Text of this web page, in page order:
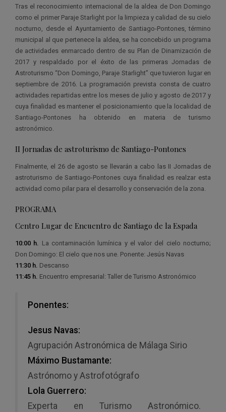
Tras el reconocimiento internacional de la aldea de Don Domingo
como el primer Paraje Starlight por la limpieza y calidad de su cielo
nocturno, desde el Ayuntamiento de Santiago-Pontones, término
municipal al que pertenece la aldea, se ha concebido un programa
de actividades enmarcado dentro de su Plan de Dinamización de
2017 y respaldado por el éxito de las primeras Jornadas de
Astroturismo “Don Domingo, Paraje Starlight” que tuvieron lugar en
septiembre de 2016. La programación prevista consta de cuatro
actividades repartidas entre los meses de julio y agosto de 2017 y
cuya finalidad es mantener el posicionamiento que la localidad de
Santiago-Pontones ha obtenido en materia de turismo
astronómico.
II Jornadas de astroturismo de Santiago-Pontones
Finalmente, el 26 de agosto se llevarán a cabo las II Jornadas de
astroturismo de Santiago-Pontones cuya finalidad es realzar esta
actividad como pilar para el desarrollo y conservación de la zona.
PROGRAMA
Centro Lugar de Encuentro de Santiago de la Espada
10:00 h. La contaminación lumínica y el valor del cielo nocturno;
Don Domingo: El cielo que nos une. Ponente: Jesús Navas
11:30 h. Descanso
11:45 h. Encuentro empresarial: Taller de Turismo Astronómico
Ponentes:
Jesus Navas:
Agrupación Astronómica de Málaga Sirio
Máximo Bustamante:
Astrónomo y Astrofotógrafo
Lola Guerrero:
Experta en Turismo Astronómico.